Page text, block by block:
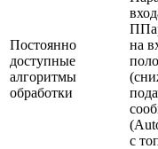
Постоянно
доступные
алгоритмы
обработки
на
с